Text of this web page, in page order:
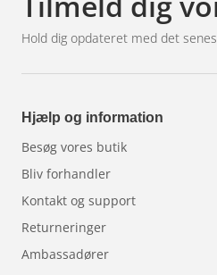
Hold dig opdateret med det
Besøg vores butik
Bliv forhandler
Kontakt og support
Returneringer
Ambassadører
Find vej